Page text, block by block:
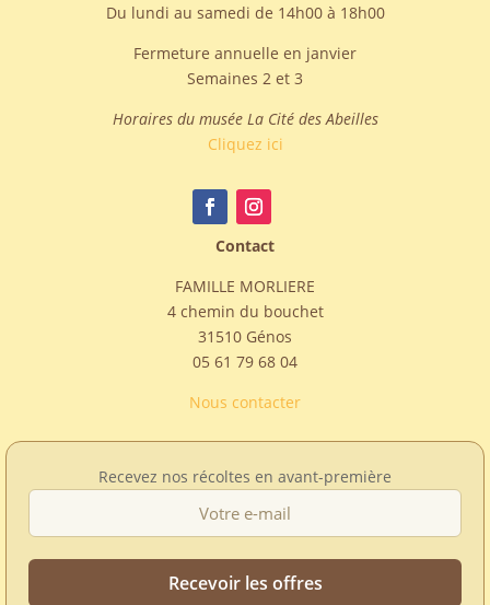
Du lundi au samedi de 14h00 à 18h00
Fermeture annuelle en janvier
Semaines 2 et 3
Horaires du musée La Cité des Abeilles
Cliquez ici
Contact
FAMILLE MORLIERE
4 chemin du bouchet
31510 Génos
05 61 79 68 04
Nous contacter
Recevez nos récoltes en avant-première